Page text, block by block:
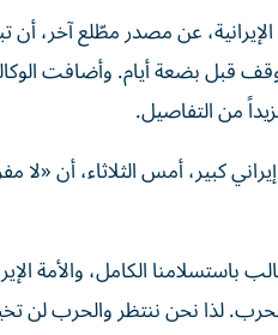
‌عن مصدر ‌مطّلع آخر، أن
قبل بضعة أيام. وأضافت
من التفاصيل.
كبير، أمس الثلاثاء، أن «لا
باستسلامنا الكامل، والأمة
لذا نحن ننتظر والحرب لن